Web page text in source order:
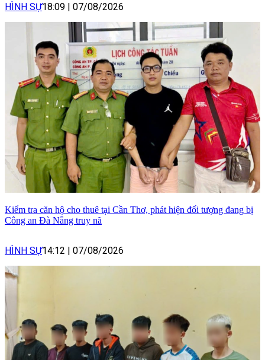
HÌNH SỰ18:09 | 07/08/2026
Kiểm tra căn hộ cho thuê tại Cần Thơ, phát hiện đối tượng đang bị
Công an Đà Nẵng truy nã
HÌNH SỰ14:12 | 07/08/2026